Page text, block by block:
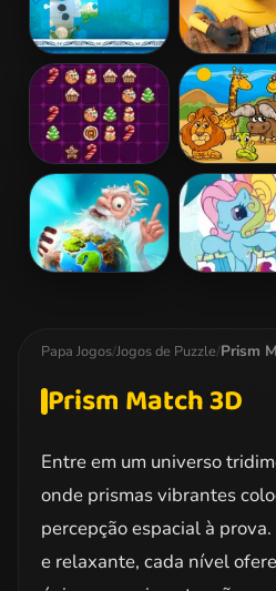
Frozen Jigsaw
Puzzle
Minion
Puzzle
Drop Match 3 Kids Puzzle
Papa Jogos/Jogos de Puzzle/Prism
Prism Match 3D
Entre em um universo
onde prismas vibrantes
percepção espacial à
e relaxante, cada nível